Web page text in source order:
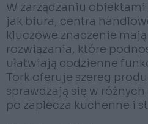
W zarządzaniu
jak biura, centra
kluczowe znaczenie
rozwiązania, które
ułatwiają codzienne
Tork oferuje szereg
sprawdzają się w
po zaplecza kuchenne i